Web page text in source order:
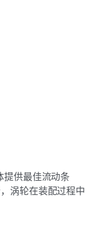
供最佳流动条
涡轮在装配过程中